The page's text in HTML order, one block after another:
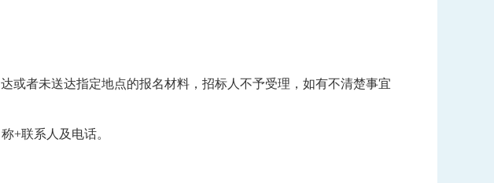
或者未送达指定地点的报名材料，招标人不予受理，如有不清楚事宜
+联系人及电话。